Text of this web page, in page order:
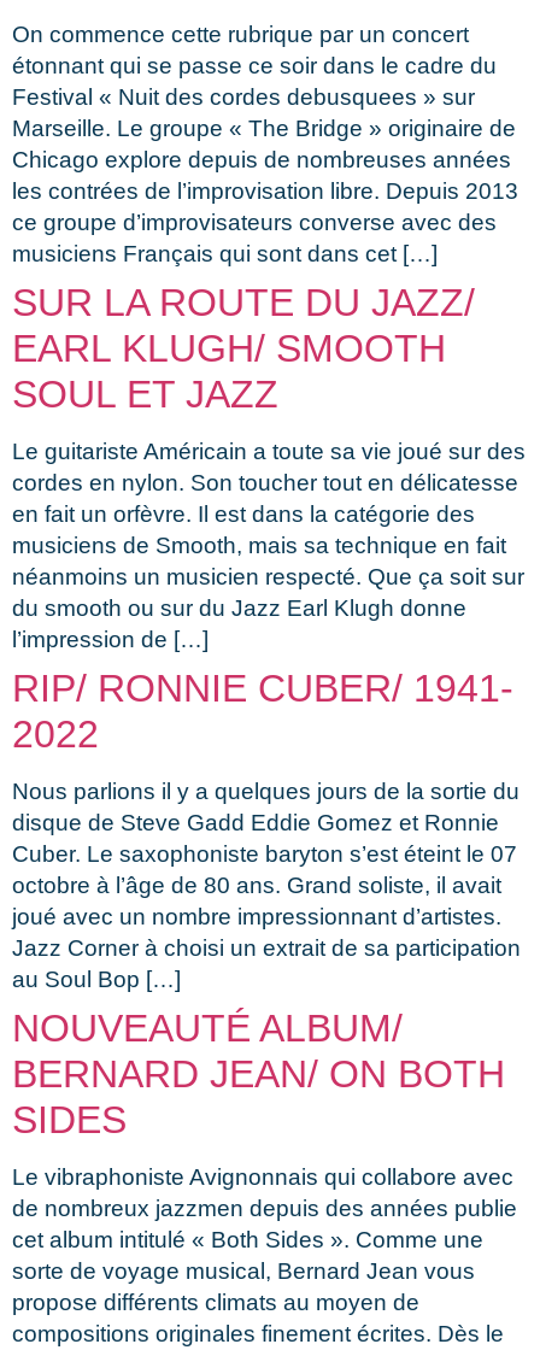
On commence cette rubrique par un concert
étonnant qui se passe ce soir dans le cadre du
Festival « Nuit des cordes debusquees » sur
Marseille. Le groupe « The Bridge » originaire de
Chicago explore depuis de nombreuses années
les contrées de l’improvisation libre. Depuis 2013
ce groupe d’improvisateurs converse avec des
musiciens Français qui sont dans cet […]
SUR LA ROUTE DU JAZZ/
EARL KLUGH/ SMOOTH
SOUL ET JAZZ
Le guitariste Américain a toute sa vie joué sur des
cordes en nylon. Son toucher tout en délicatesse
en fait un orfèvre. Il est dans la catégorie des
musiciens de Smooth, mais sa technique en fait
néanmoins un musicien respecté. Que ça soit sur
du smooth ou sur du Jazz Earl Klugh donne
l’impression de […]
RIP/ RONNIE CUBER/ 1941-
2022
Nous parlions il y a quelques jours de la sortie du
disque de Steve Gadd Eddie Gomez et Ronnie
Cuber. Le saxophoniste baryton s’est éteint le 07
octobre à l’âge de 80 ans. Grand soliste, il avait
joué avec un nombre impressionnant d’artistes.
Jazz Corner à choisi un extrait de sa participation
au Soul Bop […]
NOUVEAUTÉ ALBUM/
BERNARD JEAN/ ON BOTH
SIDES
Le vibraphoniste Avignonnais qui collabore avec
de nombreux jazzmen depuis des années publie
cet album intitulé « Both Sides ». Comme une
sorte de voyage musical, Bernard Jean vous
propose différents climats au moyen de
compositions originales finement écrites. Dès le